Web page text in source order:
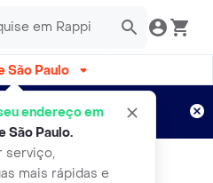
São Paulo
endereço em
São Paulo.
serviço,
mais rápidas e
por 15 dias!
Aplicam T&C